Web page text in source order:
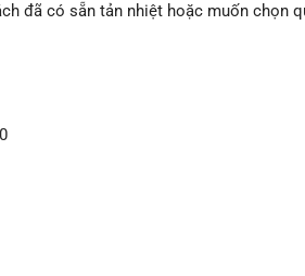
đã có sẵn tản nhiệt hoặc muốn chọn